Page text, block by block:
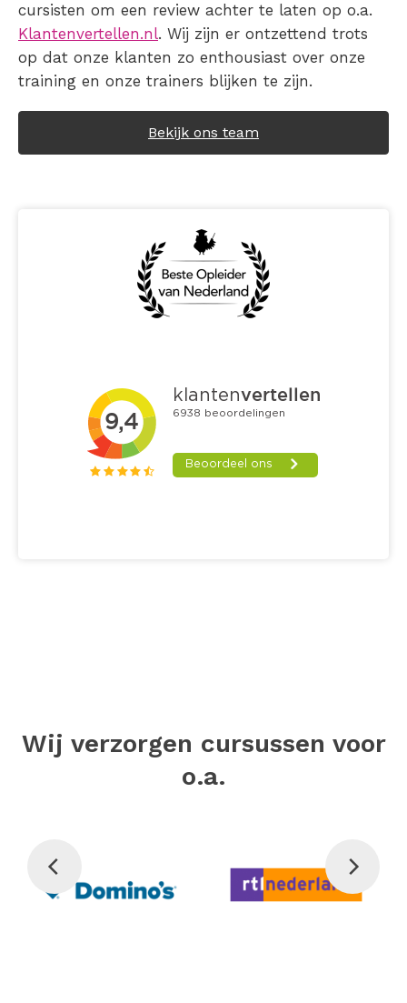
cursisten om een review achter te laten op o.a.
Klantenvertellen.nl. Wij zijn er ontzettend trots
op dat onze klanten zo enthousiast over onze
training en onze trainers blijken te zijn.
Bekijk ons team
Wij verzorgen cursussen voor
o.a.